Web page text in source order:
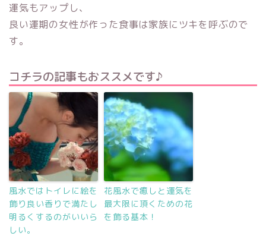
運気もアップし、
良い運期の女性が作った食事は家族にツキを呼ぶので
す。
コチラの記事もおススメです♪
風水ではトイレに絵を
飾り良い香りで満たし
明るくするのがいいら
しい。
花風水で癒しと運気を
最大限に頂くための花
を飾る基本！